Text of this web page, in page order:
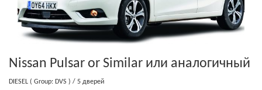
Nissan Pulsar or Similar или аналогичный
DIESEL ( Group: DVS ) / 5 дверей